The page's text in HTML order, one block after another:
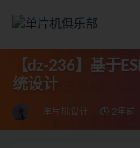
【dz-236】基于
统设计
单片机设计 2年前